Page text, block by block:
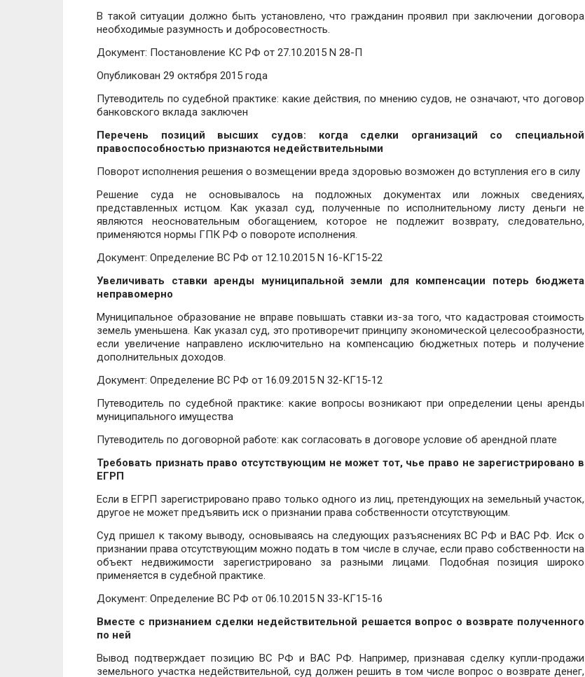
В такой ситуации должно быть установлено, что гражданин проявил при заключении договора
необходимые разумность и добросовестность.
Документ: Постановление КС РФ от 27.10.2015 N 28-П
Опубликован 29 октября 2015 года
Путеводитель по судебной практике: какие действия, по мнению судов, не означают, что договор
банковского вклада заключен
Перечень позиций высших судов: когда сделки организаций со специальной
правоспособностью признаются недействительными
Поворот исполнения решения о возмещении вреда здоровью возможен до вступления его в силу
Решение суда не основывалось на подложных документах или ложных сведениях,
представленных истцом. Как указал суд, полученные по исполнительному листу деньги не
являются неосновательным обогащением, которое не подлежит возврату, следовательно,
применяются нормы ГПК РФ о повороте исполнения.
Документ: Определение ВС РФ от 12.10.2015 N 16-КГ15-22
Увеличивать ставки аренды муниципальной земли для компенсации потерь бюджета
неправомерно
Муниципальное образование не вправе повышать ставки из-за того, что кадастровая стоимость
земель уменьшена. Как указал суд, это противоречит принципу экономической целесообразности,
если увеличение направлено исключительно на компенсацию бюджетных потерь и получение
дополнительных доходов.
Документ: Определение ВС РФ от 16.09.2015 N 32-КГ15-12
Путеводитель по судебной практике: какие вопросы возникают при определении цены аренды
муниципального имущества
Путеводитель по договорной работе: как согласовать в договоре условие об арендной плате
Требовать признать право отсутствующим не может тот, чье право не зарегистрировано в
ЕГРП
Если в ЕГРП зарегистрировано право только одного из лиц, претендующих на земельный участок,
другое не может предъявить иск о признании права собственности отсутствующим.
Суд пришел к такому выводу, основываясь на следующих разъяснениях ВС РФ и ВАС РФ. Иск о
признании права отсутствующим можно подать в том числе в случае, если право собственности на
объект недвижимости зарегистрировано за разными лицами. Подобная позиция широко
применяется в судебной практике.
Документ: Определение ВС РФ от 06.10.2015 N 33-КГ15-16
Вместе с признанием сделки недействительной решается вопрос о возврате полученного
по ней
Вывод подтверждает позицию ВС РФ и ВАС РФ. Например, признавая сделку купли-продажи
земельного участка недействительной, суд должен решить в том числе вопрос о возврате денег,